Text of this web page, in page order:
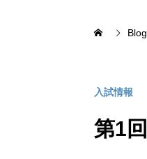
Blog
入試情報
第1